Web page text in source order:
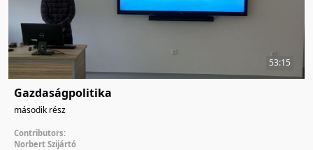
53:15
Gazdaságpolitika
második rész
Contributors:
Norbert Szijártó